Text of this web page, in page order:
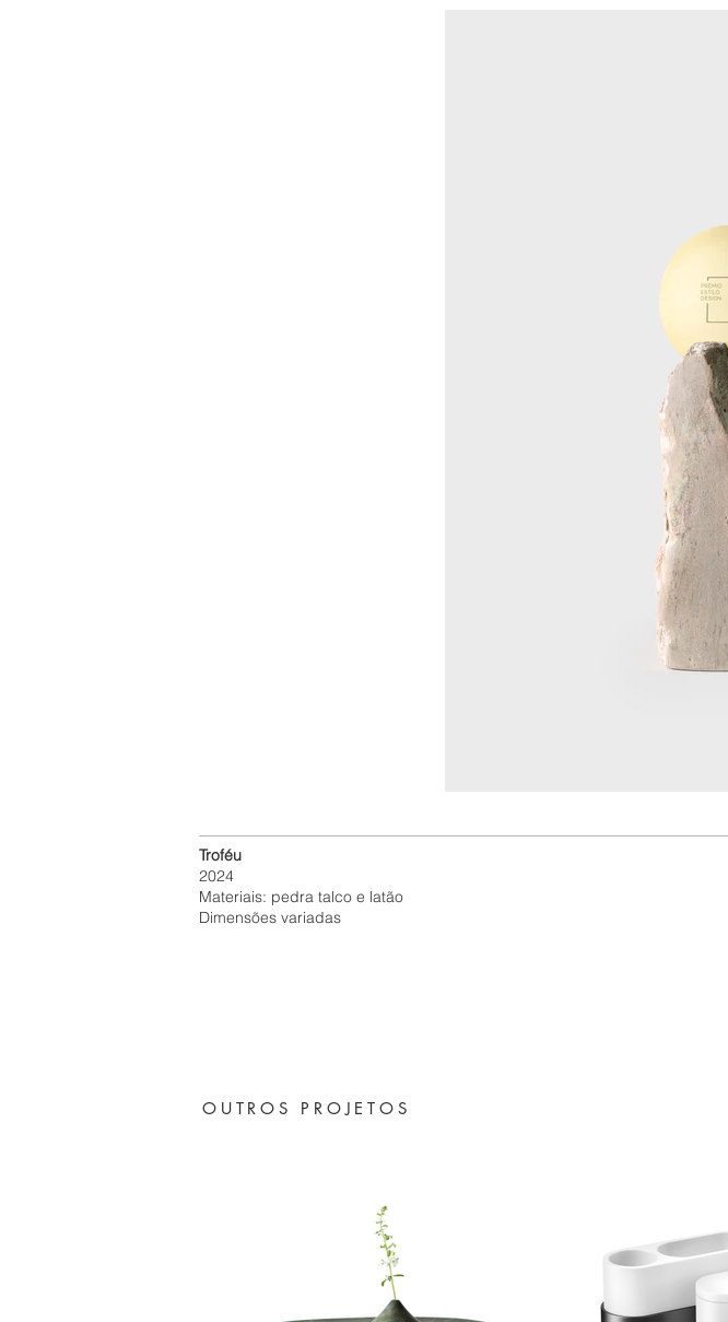
Troféu
2024
Materiais: pedra talco e latão
Dimensões variadas
OUTROS PROJETOS